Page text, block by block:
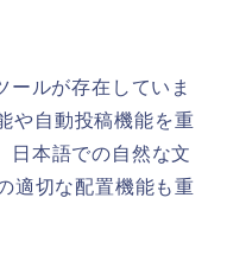
ールが存在していま
や自動投稿機能を重
日本語での自然な文
適切な配置機能も重